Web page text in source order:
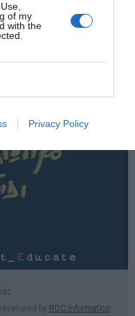
of my
with the
Privacy Policy
by RDC Informatics